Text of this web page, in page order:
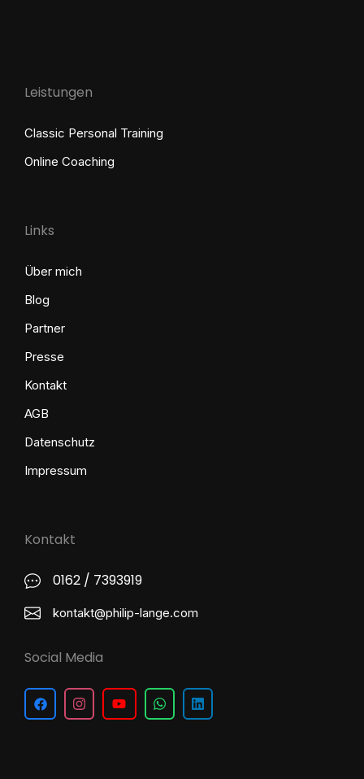
Leistungen
Classic Personal Training
Online Coaching
Links
Über mich
Blog
Partner
Presse
Kontakt
AGB
Datenschutz
Impressum
Kontakt
0162 / 7393919
kontakt@philip-lange.com
Social Media